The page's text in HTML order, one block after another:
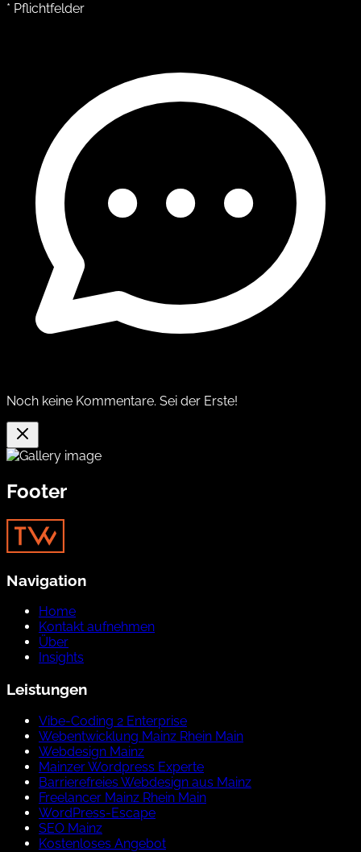
* Pflichtfelder
Noch keine Kommentare. Sei der Erste!
Footer
Navigation
Home
Kontakt aufnehmen
Über
Insights
Leistungen
Vibe-Coding 2 Enterprise
Webentwicklung Mainz Rhein Main
Webdesign Mainz
Mainzer Wordpress Experte
Barrierefreies Webdesign aus Mainz
Freelancer Mainz Rhein Main
WordPress-Escape
SEO Mainz
Kostenloses Angebot